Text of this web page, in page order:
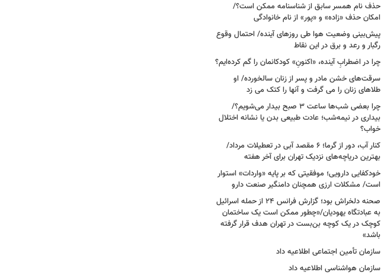
حذف نام همسر سابق از شناسنامه ممکن است؟/
امکان حذف «زاده» و «پور» از نام خانوادگی
پیش‌بینی وضعیت هوا طی روزهای آینده/ احتمال وقوع
رگبار و رعد و برق در این نقاط
چرا در اضطرابِ آینده، «اکنونِ» کودکانمان را گم کرده‌ایم؟
سرقت‌های خشن مادر و پسر از زنان سالخورده/ او
طلاهای زنان را می گرفت و آنها را کتک می زد
چرا بعضی شب‌ها ساعت ۳ صبح بیدار می‌شویم؟/
بیداری در نیمه‌شب؛ عادت طبیعی بدن یا نشانه اختلال
خواب؟
کنار آب، دور از گرما؛ ۶ مقصد آبی در تعطیلات مرداد/
بهترین دریاچه‌های نزدیک تهران برای آخر هفته
خودکفایی دارویی؛ موفقیتی که بر پایه‌ «واردات» استوار
است/ مشکلات ارزی همچنان دامنگیر صنعت دارو
صحنه دلخراش بود؛ گزارش فرانس ۲۴ از حمله اسرائیل
به عبادتگاه یهودیان/«چطور ممکن است یک ساختمان
کوچک در یک کوچه بن‌بست در تهران هدف قرار گرفته
باشد»
سازمان تأمین اجتماعی اطلاعیه داد
سازمان هواشناسی اطلاعیه داد